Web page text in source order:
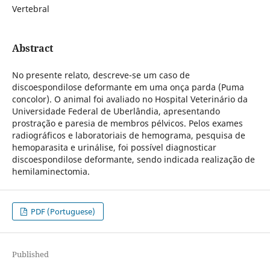
Vertebral
Abstract
No presente relato, descreve-se um caso de
discoespondilose deformante em uma onça parda (Puma
concolor). O animal foi avaliado no Hospital Veterinário da
Universidade Federal de Uberlândia, apresentando
prostração e paresia de membros pélvicos. Pelos exames
radiográficos e laboratoriais de hemograma, pesquisa de
hemoparasita e urinálise, foi possível diagnosticar
discoespondilose deformante, sendo indicada realização de
hemilaminectomia.
PDF (Portuguese)
Published